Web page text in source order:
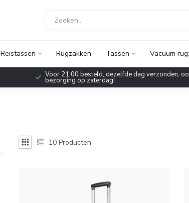
Reistassen Rugzakken Tassen Vacuum
Voor 21:00 besteld, dezelfde dag verzonden,
bezorging op zaterdag!
10 Producten